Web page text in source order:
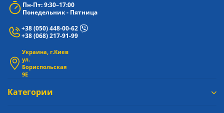
Пн-Пт: 9:30–17:00
Понедельник - Пятница
+38 (050) 448-00-62
+38 (068) 217-91-99
Украина, г.Киев
ул.
Бориспольская
9Е
Категории